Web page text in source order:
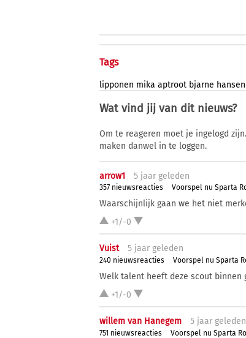
Tags
lipponen mika aptroot bjarne hansen
Wat vind jij van dit nieuws?
Om te reageren moet je ingelogd
maken danwel in te loggen.
arrow1 5 jaar geleden
357 nieuwsreacties Voorspel nu Sparta
Waarschijnlijk gaan we het niet
+1/-0
Vuist 5 jaar geleden
240 nieuwsreacties Voorspel nu Sparta
Welk talent heeft deze scout binnen
+1/-0
willem van Hanegem 5 jaar geleden
751 nieuwsreacties Voorspel nu Sparta